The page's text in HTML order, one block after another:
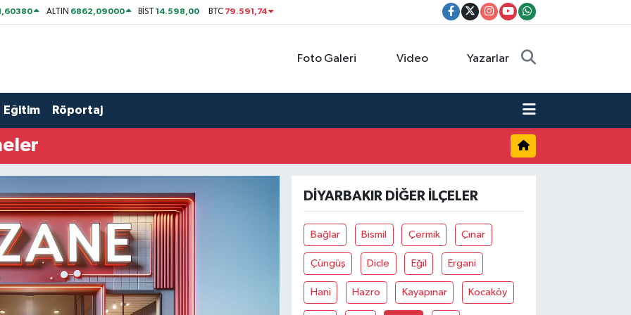
ALTIN 6862,09000 BİST14.598,00 BTC 79.591,74
Foto Galeri Video Yazarlar
Eğitim Röportaj
DIYARBAKIR DIĞER İLÇELER
Bağlar Bismil Çermik Çınar
Çüngüş Dicle Eğil Ergani
Hani Hazro Kayapınar Kocaköy